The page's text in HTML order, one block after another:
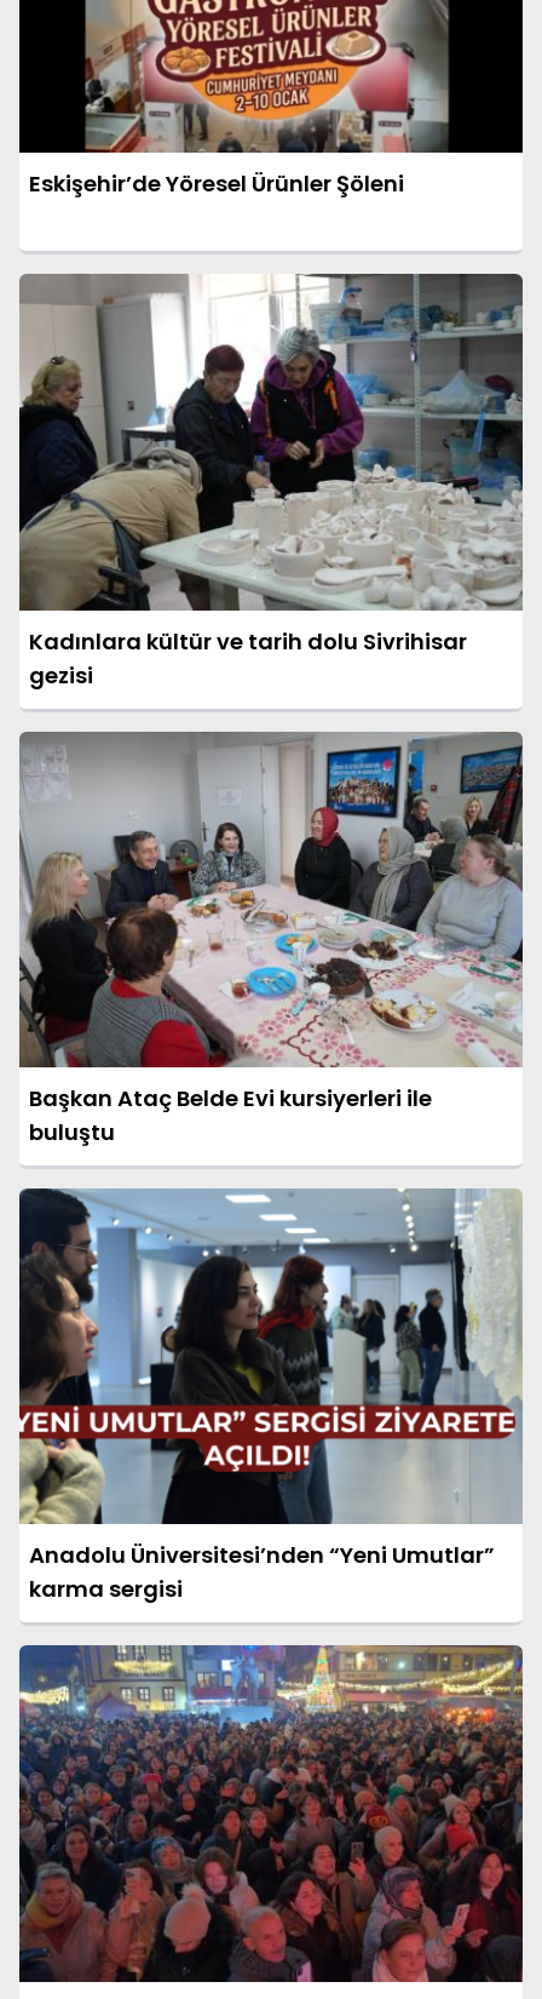
Eskişehir’de Yöresel Ürünler Şöleni
Kadınlara kültür ve tarih dolu Sivrihisar
gezisi
Başkan Ataç Belde Evi kursiyerleri ile
buluştu
Anadolu Üniversitesi’nden “Yeni Umutlar”
karma sergisi